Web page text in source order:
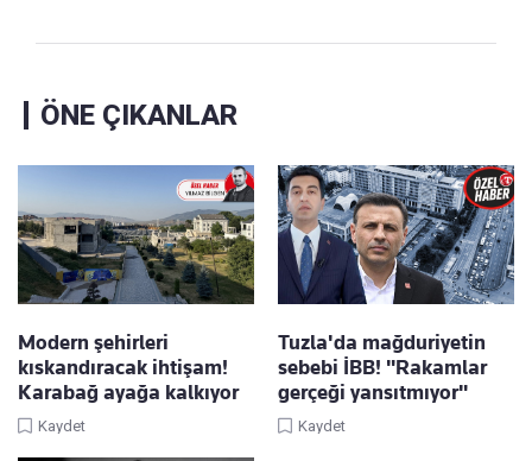
ÖNE ÇIKANLAR
Modern şehirleri
kıskandıracak ihtişam!
Karabağ ayağa kalkıyor
Kaydet
Tuzla'da mağduriyetin
sebebi İBB! "Rakamlar
gerçeği yansıtmıyor"
Kaydet